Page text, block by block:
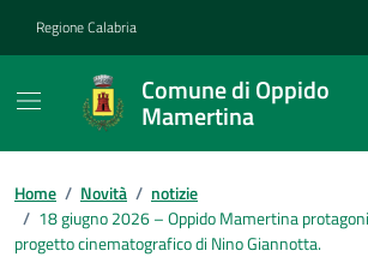
Regione Calabria
Comune di Oppido
Mamertina
Home / Novità / notizie
/ 18 giugno 2026 – Oppido Mamertina
progetto cinematografico di Nino Giannotta.